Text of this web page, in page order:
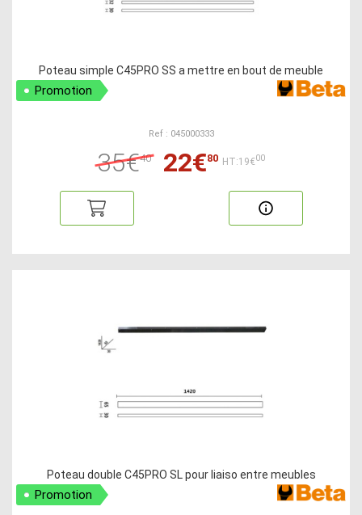
Poteau simple C45PRO SS a mettre en bout de meuble
Promotion
Ref : 045000333
35€40 22€80 HT:19€00
Poteau double C45PRO SL pour liaiso entre meubles
Promotion